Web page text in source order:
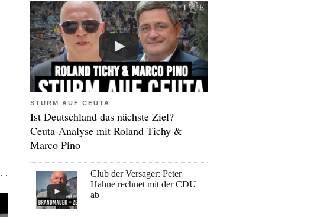
STURM AUF CEUTA
Ist Deutschland das nächste Ziel? –
Ceuta-Analyse mit Roland Tichy &
Marco Pino
Club der Versager: Peter
Hahne rechnet mit der CDU
ab